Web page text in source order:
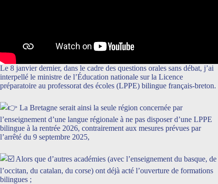
Le 8 janvier dernier, dans le cadre des questions orales sans débat, j’ai
interpellé le ministre de l’Éducation nationale sur la Licence
préparatoire au professorat des écoles (LPPE) bilingue français-breton.
La Bretagne serait ainsi la seule région concernée par
l’enseignement d’une langue régionale à ne pas disposer d’une LPPE
bilingue à la rentrée 2026, contrairement aux mesures prévues par
l’arrêté du 9 septembre 2025,
Alors que d’autres académies (avec l’enseignement du basque, de
l’occitan, du catalan, du corse) ont déjà acté l’ouverture de formations
bilingues ;